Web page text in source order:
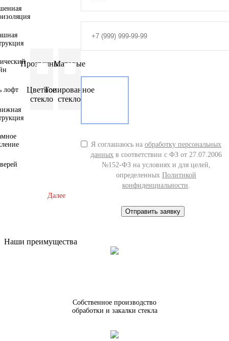
лофт
ПрозрачныеМатовые
Цветное
стекло
Тонированное
стекло
Далее
Я соглашаюсь на обработку персональных
данных в соответствии с ФЗ от 27.07.2006
№152-ФЗ на условиях и для целей,
определенных Политикой
конфиденциальности
Отправить заявку
Наши преимущества
Собственное производство
обработки и закалки стекла